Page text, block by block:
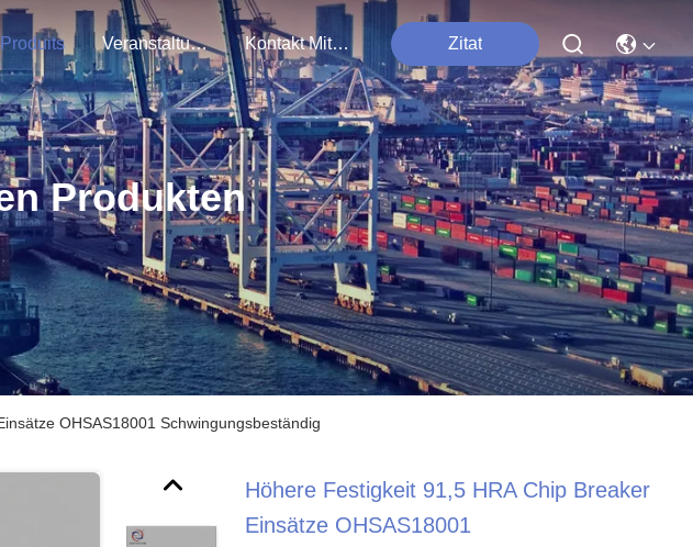
Produits Veranstaltungen Kontakt Mit Uns Zitat
Produkten
OHSAS18001 Schwingungsbeständig
Höhere Festigkeit 91,5 HRA Chip Breaker
Einsätze OHSAS18001